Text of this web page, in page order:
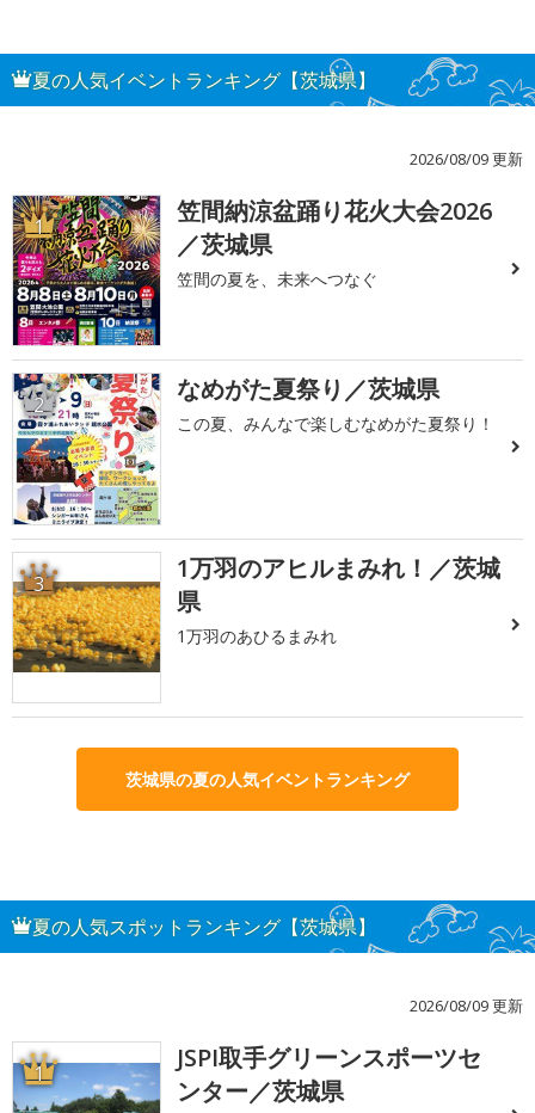
夏の人気イベントランキング【茨城県】
2026/08/09 更新
1
笠間納涼盆踊り花火大会2026
／茨城県
笠間の夏を、未来へつなぐ
2 なめがた夏祭り／茨城県
この夏、みんなで楽しむなめがた夏祭り！
3
1万羽のアヒルまみれ！／茨城
県
1万羽のあひるまみれ
茨城県の夏の人気イベントランキング
夏の人気スポットランキング【茨城県】
2026/08/09 更新
1
JSPI取手グリーンスポーツセ
ンター／茨城県